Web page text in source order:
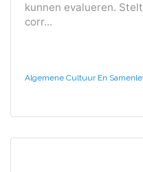
kunnen evalueren.
corr...
Algemene Cultuur En